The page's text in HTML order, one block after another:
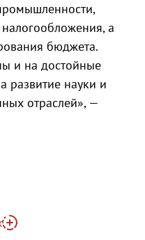
а
бюджета.
и на достойные
развитие науки и
отраслей», —